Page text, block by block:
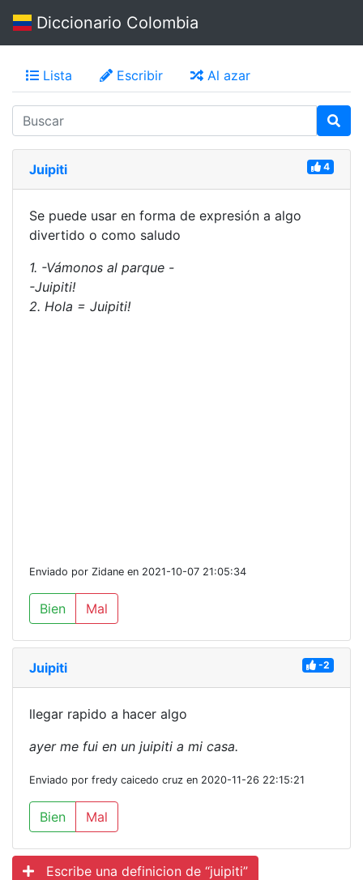
Diccionario Colombia
Lista Escribir Al azar
Juipiti 4
Se puede usar en forma de expresión a algo
divertido o como saludo
1. -Vámonos al parque -
-Juipiti!
2. Hola = Juipiti!
Enviado por Zidane en 2021-10-07 21:05:34
Bien Mal
Juipiti -2
llegar rapido a hacer algo
ayer me fui en un juipiti a mi casa.
Enviado por fredy caicedo cruz en 2020-11-26 22:15:21
Bien Mal
Escribe una definicion de “juipiti”